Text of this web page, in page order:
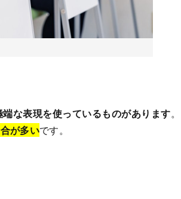
端な表現を使っているものがあります。
が多いです。